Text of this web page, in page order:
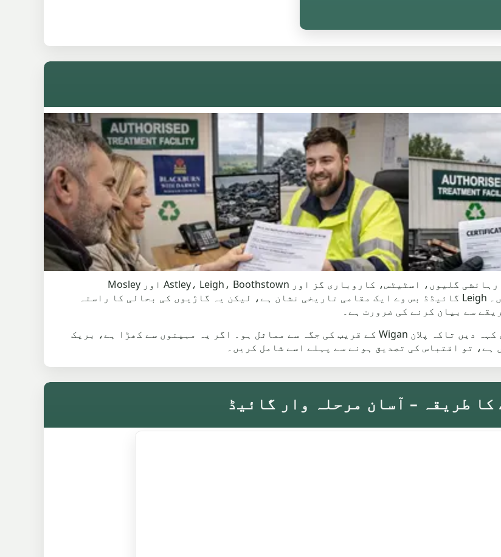
Tyldesley مجموعوں میں مرکزی سڑک تک رسائی، پرانی رہائشی گلیوں، اسٹیٹس، کاروباری گز اور Astley، Leigh، Boothstown اور Mosley
Common کی طرف جانے والے راستے شامل ہو سکتے ہیں۔ Leigh گائیڈڈ بس وے ایک مقامی تاریخی نشان ہے، لیکن یہ گاڑیوں کی بحالی کا راستہ
سے بیان کرنے کی ضرورت ہے۔
اگر یہ رول یا اسٹیئر نہیں کرتا ہے، تو اتنی جلدی کہہ دیں تاکہ پلان Wigan کے قریب کی جگہ سے مماثل ہو۔ اگر یہ مہینوں سے کھڑا ہے، بریک
تو اقتباس کی تصدیق ہونے سے پہلے اسے شامل کریں۔
طریقہ – آسان مرحلہ وار گائیڈ